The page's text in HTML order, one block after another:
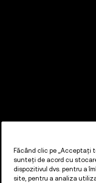
Făcând clic pe „Acceptați
sunteți de acord cu
dispozitivul dvs. pentru a
site, pentru a analiza